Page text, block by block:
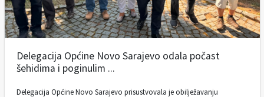
Delegacija Općine Novo Sarajevo odala počast
šehidima i poginulim ...
Delegacija Općine Novo Sarajevo prisustvovala je obilježavanju